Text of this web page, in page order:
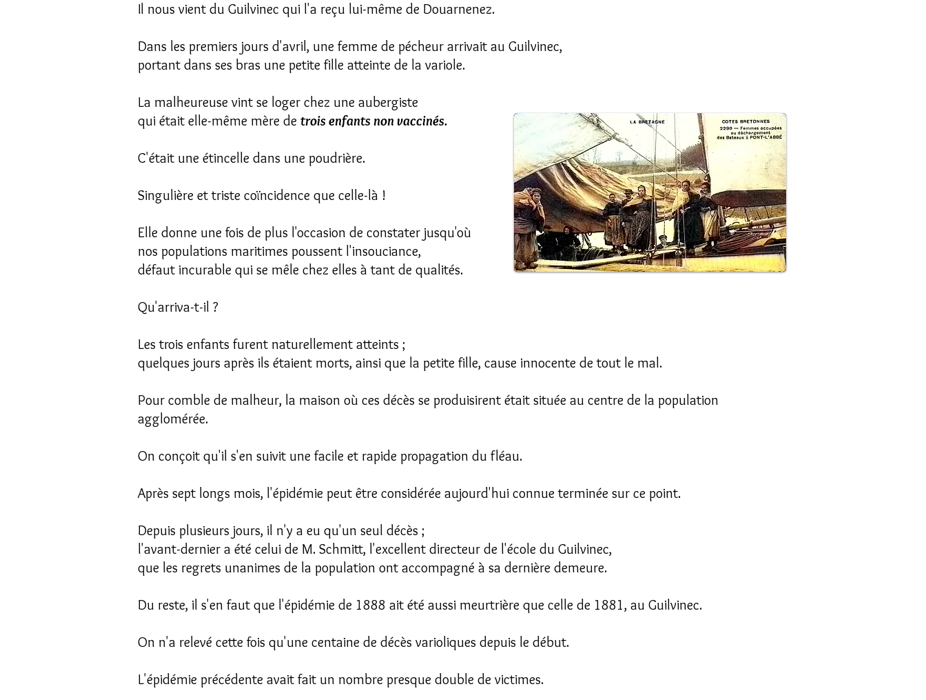
Il nous vient du Guilvinec qui l'a reçu lui-même de Douarnenez.
Dans les premiers jours d'avril, une femme de pécheur arrivait au Guilvinec,
portant dans ses bras une petite fille atteinte de la variole.
La malheureuse vint se loger chez une aubergiste
qui était elle-même mère de trois enfants non vaccinés.
C'était une étincelle dans une poudrière.
Singulière et triste coïncidence que celle-là !
Elle donne une fois de plus l'occasion de constater jusqu'où
nos populations maritimes poussent l'insouciance,
défaut incurable qui se mêle chez elles à tant de qualités.
Qu'arriva-t-il ?
Les trois enfants furent naturellement atteints ;
quelques jours après ils étaient morts, ainsi que la petite fille, cause innocente de tout le mal.
Pour comble de malheur, la maison où ces décès se produisirent était située au centre de la population
agglomérée.
On conçoit qu'il s'en suivit une facile et rapide propagation du fléau.
Après sept longs mois, l'épidémie peut être considérée aujourd'hui connue terminée sur ce point.
Depuis plusieurs jours, il n'y a eu qu'un seul décès ;
l'avant-dernier a été celui de M. Schmitt, l'excellent directeur de l'école du Guilvinec,
que les regrets unanimes de la population ont accompagné à sa dernière demeure.
Du reste, il s'en faut que l'épidémie de 1888 ait été aussi meurtrière que celle de 1881, au Guilvinec.
On n'a relevé cette fois qu'une centaine de décès varioliques depuis le début.
L'épidémie précédente avait fait un nombre presque double de victimes.